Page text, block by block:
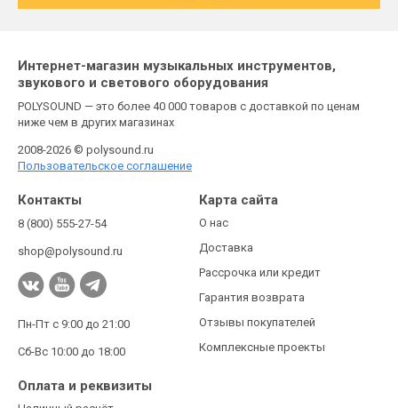
Интернет-магазин музыкальных инструментов,
звукового и светового оборудования
POLYSOUND — это более 40 000 товаров с доставкой по ценам
ниже чем в других магазинах
2008-2026 © polysound.ru
Пользовательское соглашение
Контакты
8 (800) 555-27-54
shop@polysound.ru
Пн-Пт с 9:00 до 21:00
Сб-Вс 10:00 до 18:00
Карта сайта
О нас
Доставка
Рассрочка или кредит
Гарантия возврата
Отзывы покупателей
Комплексные проекты
Оплата и реквизиты